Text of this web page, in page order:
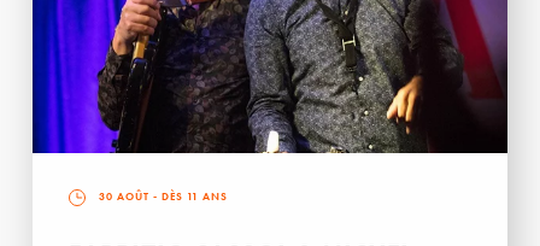
30 AOÛT - DÈS 11 ANS